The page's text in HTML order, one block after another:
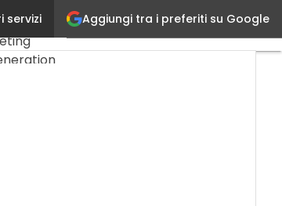
Aggiungi tra i preferiti su Google
servizi